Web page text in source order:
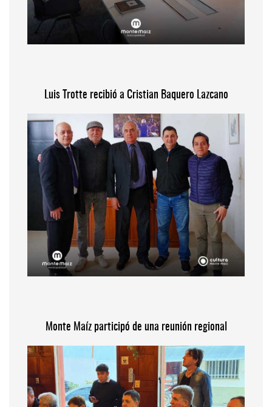
Luis Trotte recibió a Cristian Baquero Lazcano
Monte Maíz participó de una reunión regional